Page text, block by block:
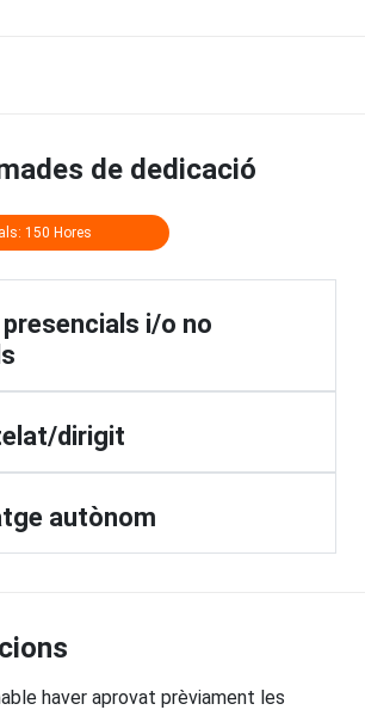
de dedicació
150 Hores
i/o no
dirigit
autònom
haver aprovat prèviament les